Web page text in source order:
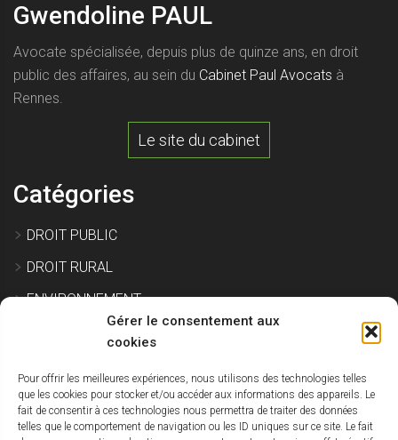
Gérer le consentement aux
cookies
Pour offrir les meilleures expériences, nous utilisons des technologies telles
que les cookies pour stocker et/ou accéder aux informations des appareils. Le
fait de consentir à ces technologies nous permettra de traiter des données
telles que le comportement de navigation ou les ID uniques sur ce site. Le fait
Gwendoline PAUL
Avocate spécialisée, depuis plus de quinze ans, en droit
public des affaires, au sein du Cabinet Paul Avocats à
Rennes.
Le site du cabinet
Catégories
DROIT PUBLIC
DROIT RURAL
ENVIRONNEMENT
IMMOBILIER ET CONSTRUCTION
SITE POLLUÉ